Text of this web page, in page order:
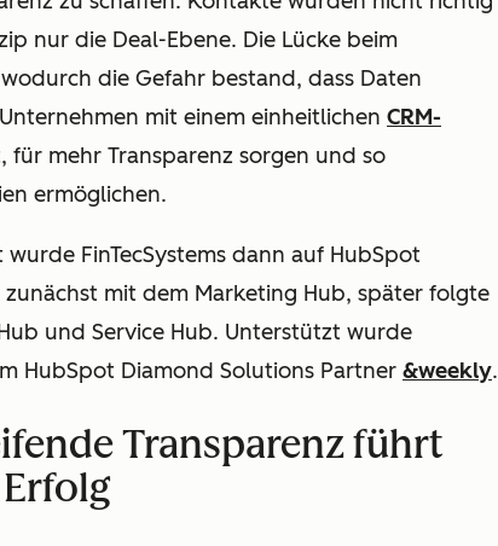
nur die Deal-Ebene. Die Lücke beim
die Gefahr bestand, dass Daten
mit einem einheitlichen CRM-
für mehr Transparenz sorgen und so
ermöglichen.
FinTecSystems dann auf HubSpot
mit dem Marketing Hub, später folgte
und Service Hub. Unterstützt wurde
HubSpot Diamond Solutions Partner &weekly.
Transparenz führt